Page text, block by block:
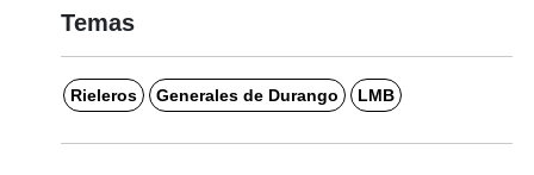
Temas
Rieleros Generales de Durango LMB